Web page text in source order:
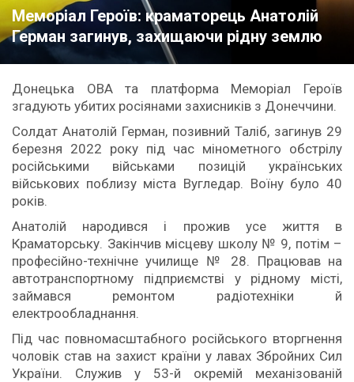
Меморіал Героїв: краматорець Анатолій
Герман загинув, захищаючи рідну землю
Донецька ОВА та платформа Меморіал Героїв
згадують убитих росіянами захисників з Донеччини.
Солдат Анатолій Герман, позивний Таліб, загинув 29
березня 2022 року під час мінометного обстрілу
російськими військами позицій українських
військових поблизу міста Вугледар. Воїну було 40
років.
Анатолій народився і прожив усе життя в
Краматорську. Закінчив місцеву школу № 9, потім –
професійно-технічне училище № 28. Працював на
автотранспортному підприємстві у рідному місті,
займався ремонтом радіотехніки й
електрообладнання.
Під час повномасштабного російського вторгнення
чоловік став на захист країни у лавах Збройних Сил
України. Служив у 53-й окремій механізованій